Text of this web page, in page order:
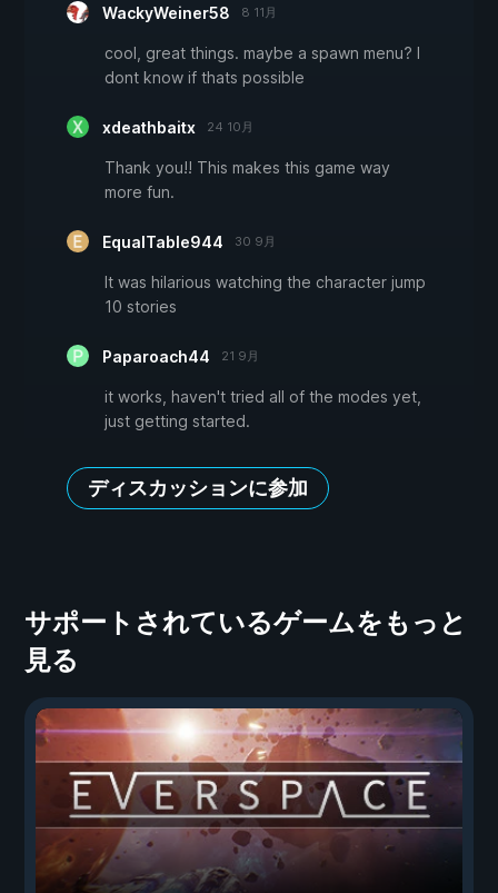
WackyWeiner58 8 11月
cool, great things. maybe a spawn menu? I
dont know if thats possible
xdeathbaitx 24 10月
Thank you!! This makes this game way
more fun.
EqualTable944 30 9月
It was hilarious watching the character jump
10 stories
Paparoach44 21 9月
it works, haven't tried all of the modes yet,
just getting started.
ディスカッションに参加
サポートされているゲームをもっと
見る